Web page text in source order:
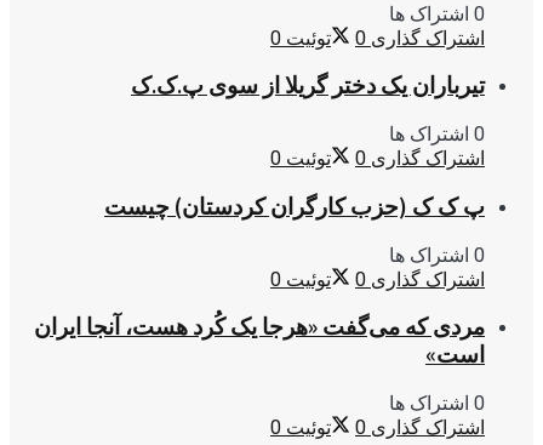
0 اشتراک ها
اشتراک گذاری 0 توئیت 0
تیرباران یک دختر گریلا از سوی پ.ک.ک
0 اشتراک ها
اشتراک گذاری 0 توئیت 0
پ ک ک (حزب کارگران کردستان) چیست
0 اشتراک ها
اشتراک گذاری 0 توئیت 0
مردی که می‌گفت «هرجا یک کُرد هست، آنجا ایران
است»
0 اشتراک ها
اشتراک گذاری 0 توئیت 0